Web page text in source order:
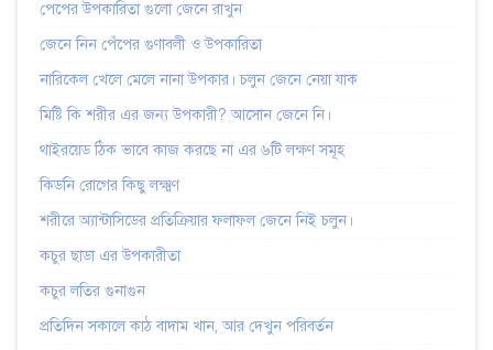
পেপের উপকারিতা গুলো জেনে রাখুন
জেনে নিন পেঁপের গুণাবলী ও উপকারিতা
নারিকেল খেলে মেলে নানা উপকার। চলুন জেনে নেয়া যাক
মিষ্টি কি শরীর এর জন্য উপকারী? আসোন জেনে নি।
থাইরয়েড ঠিক ভাবে কাজ করছে না এর ৬টি লক্ষণ সমূহ
কিডনি রোগের কিছু লক্ষ্মণ
শরীরে অ্যান্টাসিডের প্রতিক্রিয়ার ফলাফল জেনে নিই চলুন।
কচুর ছাডা এর উপকারীতা
কচুর লতির গুনাগুন
প্রতিদিন সকালে কাঠ বাদাম খান, আর দেখুন পরিবর্তন